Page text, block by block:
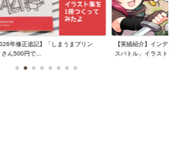
年修正追記】「しまうまプリン
さん500円で...
【実績紹介】インディ
スバトル」イラスト...